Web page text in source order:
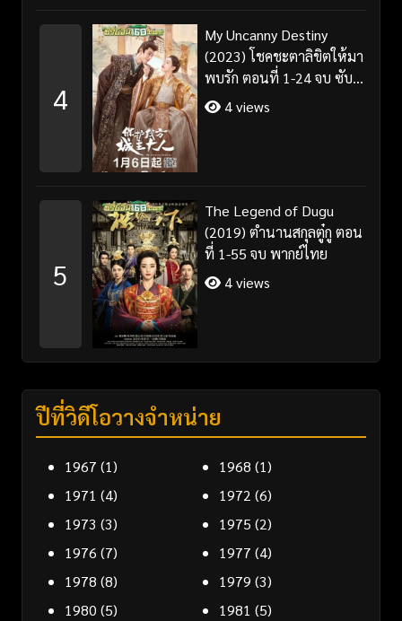
4
My Uncanny Destiny
(2023) โชคชะตาลิขิตให้มา
พบรัก ตอนที่ 1-24 จบ ซับ
ไทย/พากย์ไทย
4 views
5
The Legend of Dugu
(2019) ตำนานสกุลตู๋กู ตอน
ที่ 1-55 จบ พากย์ไทย
4 views
ปีที่วิดีโอวางจำหน่าย
1967 (1) 1968 (1)
1971 (4) 1972 (6)
1973 (3) 1975 (2)
1976 (7) 1977 (4)
1978 (8) 1979 (3)
1980 (5) 1981 (5)